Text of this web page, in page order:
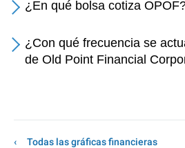
¿En qué bolsa cotiza
¿Con qué frecuencia se
de Old Point Financial
Todas las gráficas financieras